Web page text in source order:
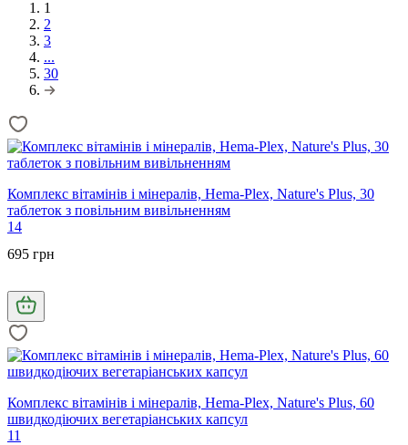
1
2
3
...
30
Комплекс вітамінів і мінералів, Hema-Plex, Nature's Plus, 30
таблеток з повільним вивільненням
14
695 грн
Комплекс вітамінів і мінералів, Hema-Plex, Nature's Plus, 60
швидкодіючих вегетаріанських капсул
11